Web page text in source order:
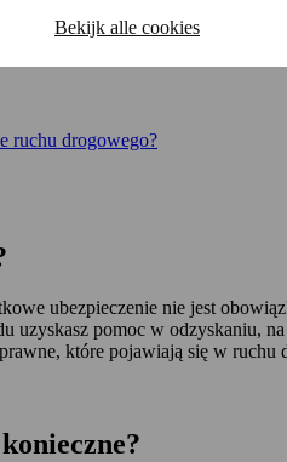
Bekijk alle cookies
ruchu drogowego?
ubezpieczenie nie jest
pomoc w odzyskaniu, na
które pojawiają się w ruchu